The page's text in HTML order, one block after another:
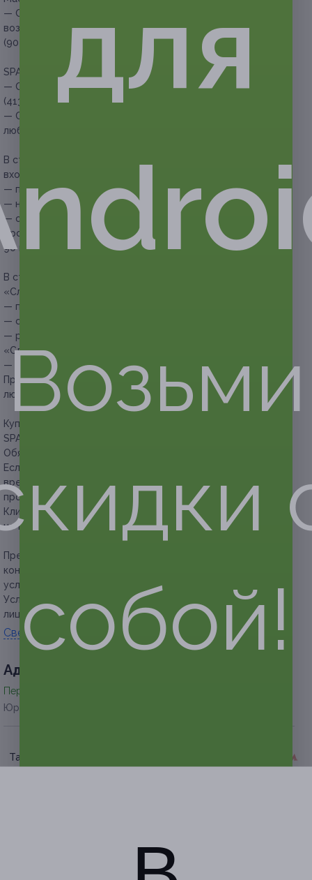
— Скидка 30% на массаж «Удар по усталости» (усиленное
воздействие на ноги и шейно-воротниковую зону)
(90 минут) (3010 руб. вместо 4300 руб.)
SPA-программа:
— Скидка 30% на SPA-программу «Король манго»
(4130 руб. вместо 5900 руб.)
— Скидка 30% на SPA-программу для двоих «Сладкая
любовь» (9030 руб. вместо 12 900 руб.)
В стоимость купона на SPA-программу «Король манго»
входит:
— посещение тайской травяной парной/душа;
— нанесение скраба для тела «Манго»;
— oil-массаж тела с маслом «Король манго».
Продолжительность SPA-программы «Король манго» —
90 минут.
В стоимость купона на SPA-программу для двоих
«Сладкая любовь» входит:
— посещение душа/травяной парной;
— скраб-пилинг всего тела (мёд и миндаль);
— расслабляющий oil-массаж с ароматным маслом
«Сладкая любовь»;
— церемония чаепития.
Продолжительность SPA-программы для двоих «Сладкая
любовь» — 150 минут.
Купон не распространяется на другие спецпредложения
SPA-салонов.
Обязательна предварительная запись по телефону.
Если участник акции опаздывает более чем на 20 минут,
время опоздания вычитается из времени проведения
процедуры.
Клиент обязан сообщить об отмене или переносе записи
не менее чем за 12 часов.
Предупреждаем о необходимости получения
консультации у врача-специалиста по оказываемым
услугам и противопоказаниям.
Услуга предоставляется только совершеннолетним
лицам.
Свернуть
Адресa
Перейти на сайт партнера
Юридическая информация о партнёре
Таганская
Показать номер телефона
для
Возьми
собой!